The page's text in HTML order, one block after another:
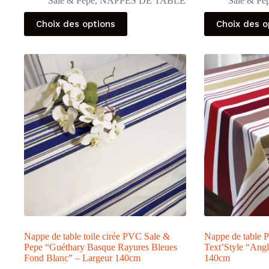
Choix des options
Ce
produit
a
variations.
Les
options
peuvent
être
choisies
sur
la
page
du
produit
Choix des
Ce
produit
a
variations.
Les
options
peuvent
être
choisies
sur
la
page
du
produit
Nappe de table toile cirée PVC Sale &
Pepe “Guéthary Basque Rayures Bleues
Fond Blanc” – Largeur 140cm
Nappe de table
Text’Style
140cm